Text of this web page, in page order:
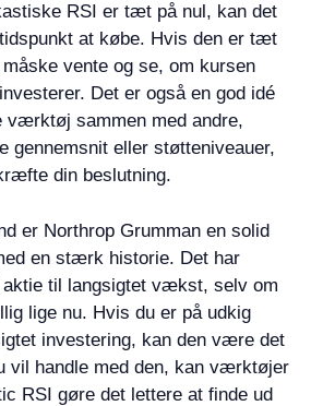
RSI er tæt på nul, kan det
at købe. Hvis den er tæt
vente og se, om kursen
Det er også en god idé
værktøj sammen med andre,
gennemsnit eller støtteniveauer,
din beslutning.
er Northrop Grumman en solid
en stærk historie. Det har
til langsigtet vækst, selv om
lige nu. Hvis du er på udkig
investering, kan den være det
vil handle med den, kan værktøjer
RSI gøre det lettere at finde ud